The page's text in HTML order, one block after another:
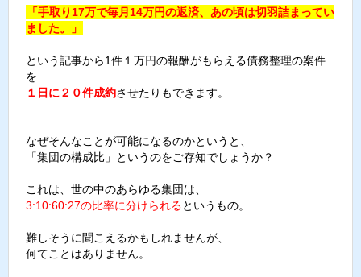
「手取り17万で毎月14万円の返済、あの頃は切羽詰まってい
ました。」
という記事から1件１万円の報酬がもらえる債務整理の案件
を
１日に２０件成約させたりもできます。
なぜそんなことが可能になるのかというと、
「集団の構成比」というのをご存知でしょうか？
これは、世の中のあらゆる集団は、
3:10:60:27の比率に分けられるというもの。
難しそうに聞こえるかもしれませんが、
何てことはありません。